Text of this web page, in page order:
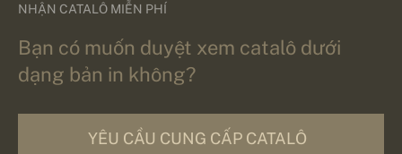
NHẬN CATALÔ MIỄN PHÍ
Bạn có muốn duyệt xem catalô dưới
dạng bản in không?
YÊU CẦU CUNG CẤP CATALÔ